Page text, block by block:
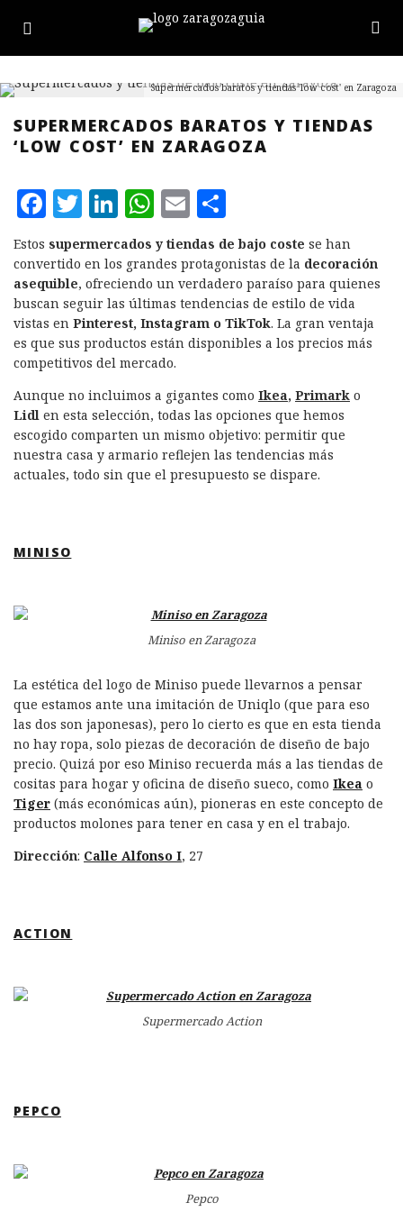
Supermercados baratos y tiendas 'low cost' en Zaragoza
SUPERMERCADOS BARATOS Y TIENDAS
‘LOW COST’ EN ZARAGOZA
F
a
c
e
b
o
o
k
T
w
it
te
r
L
i
n
k
e
d
I
n
W
h
at
s
A
p
p
E
m
ai
l
o
m
p
a
rt
Estos supermercados y tiendas de bajo coste se han
convertido en los grandes protagonistas de la decoración
asequible, ofreciendo un verdadero paraíso para quienes
buscan seguir las últimas tendencias de estilo de vida
vistas en Pinterest, Instagram o TikTok. La gran ventaja
es que sus productos están disponibles a los precios más
competitivos del mercado.
Aunque no incluimos a gigantes como Ikea, Primark o
Lidl en esta selección, todas las opciones que hemos
escogido comparten un mismo objetivo: permitir que
nuestra casa y armario reflejen las tendencias más
actuales, todo sin que el presupuesto se dispare.
MINISO
Miniso en Zaragoza
La estética del logo de Miniso puede llevarnos a pensar
que estamos ante una imitación de Uniqlo (que para eso
las dos son japonesas), pero lo cierto es que en esta tienda
no hay ropa, solo piezas de decoración de diseño de bajo
precio. Quizá por eso Miniso recuerda más a las tiendas de
cositas para hogar y oficina de diseño sueco, como Ikea o
Tiger (más económicas aún), pioneras en este concepto de
productos molones para tener en casa y en el trabajo.
Dirección: Calle Alfonso I, 27
ACTION
Supermercado Action
PEPCO
Pepco